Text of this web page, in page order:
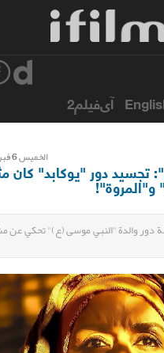
آی‌فیلم2
الخمیس 6 فبرایر 2025 14:47
تجسيد دور "يوكابد" كان
دور والدة "النبي موسى (ع)" تحكي عن